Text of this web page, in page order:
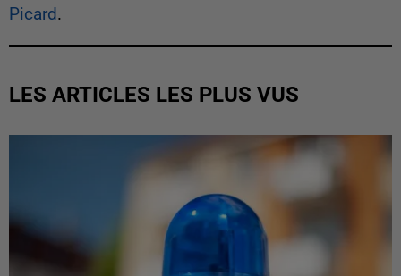
Picard.
LES ARTICLES LES PLUS VUS